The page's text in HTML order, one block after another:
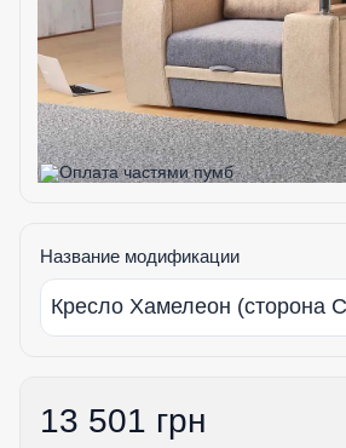
Название модификации
13 501 грн